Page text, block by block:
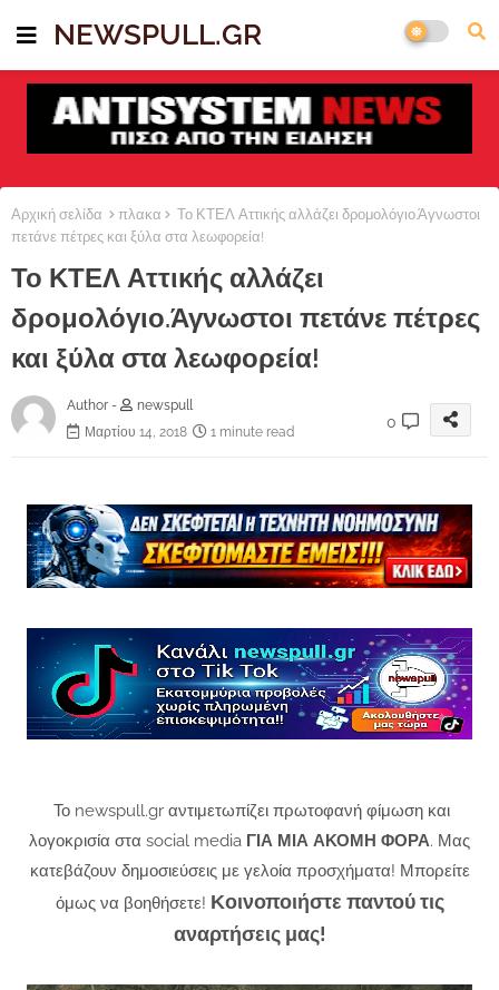
NEWSPULL.GR
Αρχική σελίδα πλακα
Το ΚΤΕΛ Αττικής αλλάζει δρομολόγιο.Άγνωστοι
πετάνε πέτρες και ξύλα στα λεωφορεία!
Το ΚΤΕΛ Αττικής αλλάζει
δρομολόγιο.Άγνωστοι πετάνε πέτρες
και ξύλα στα λεωφορεία!
Author -
newspull
Μαρτίου 14, 2018
1 minute read
0
Το newspull.gr αντιμετωπίζει πρωτοφανή φίμωση και
λογοκρισία στα social media ΓΙΑ ΜΙΑ ΑΚΟΜΗ ΦΟΡΑ. Μας
κατεβάζουν δημοσιεύσεις με γελοία προσχήματα! Μπορείτε
όμως να βοηθήσετε! Κοινοποιήστε παντού τις
αναρτήσεις μας!